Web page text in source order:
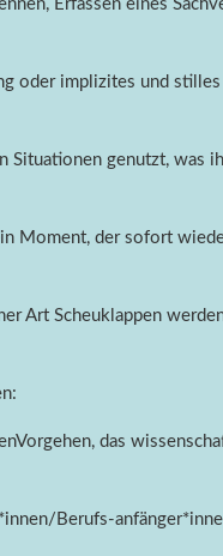
Erfassen eines
oder implizites und
genutzt, was
Moment, der sofort
Art Scheuklappen
das
Berufs-